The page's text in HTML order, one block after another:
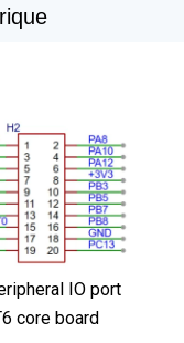
IO port
core board